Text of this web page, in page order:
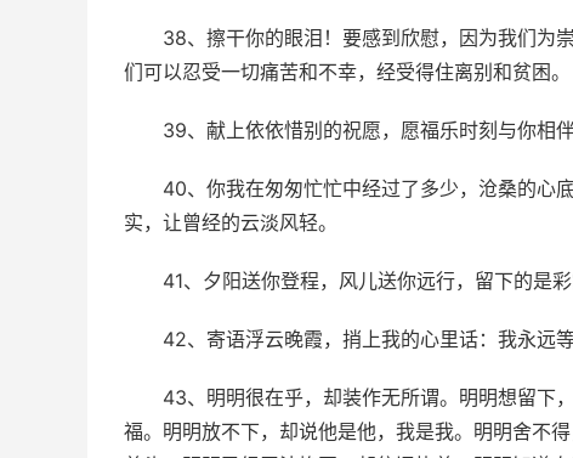
38、擦干你的眼泪！要感到欣慰，因为我们为
们可以忍受一切痛苦和不幸，经受得住离别和贫困。
39、献上依依惜别的祝愿，愿福乐时刻与你相
40、你我在匆匆忙忙中经过了多少，沧桑的心
实，让曾经的云淡风轻。
41、夕阳送你登程，风儿送你远行，留下的是
42、寄语浮云晚霞，捎上我的心里话：我永远
43、明明很在乎，却装作无所谓。明明想留下
福。明明放不下，却说他是他，我是我。明明舍不